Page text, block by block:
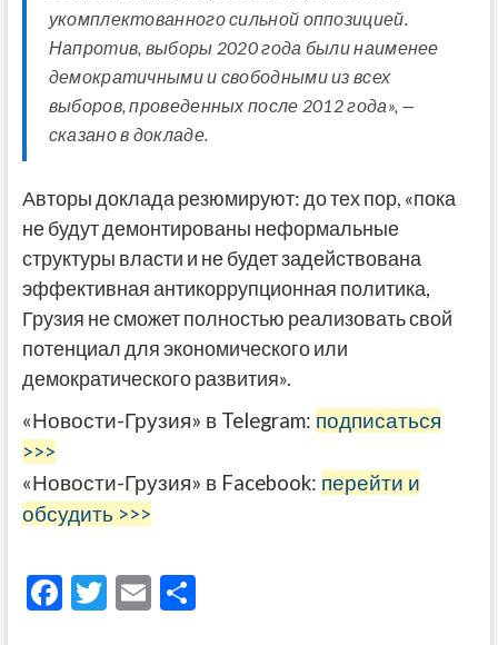
укомплектованного сильной оппозицией.
Напротив, выборы 2020 года были наименее
демократичными и свободными из всех
выборов, проведенных после 2012 года», —
сказано в докладе.
Авторы доклада резюмируют: до тех пор, «пока
не будут демонтированы неформальные
структуры власти и не будет задействована
эффективная антикоррупционная политика,
Грузия не сможет полностью реализовать свой
потенциал для экономического или
демократического развития».
«Новости-Грузия» в Telegram: подписаться
>>>
«Новости-Грузия» в Facebook: перейти и
обсудить >>>
F T E О